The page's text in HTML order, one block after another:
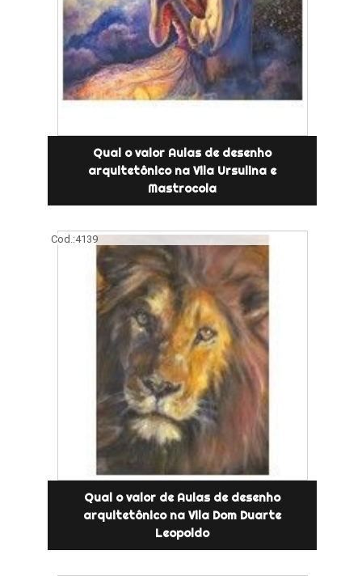
Qual o valor Aulas de desenho
arquitetônico na Vila Ursulina e
Mastrocola
Cod.:4139
Qual o valor de Aulas de desenho
arquitetônico na Vila Dom Duarte
Leopoldo